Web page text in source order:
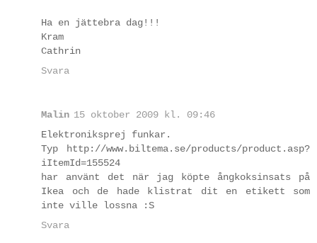
Ha en jättebra dag!!!
Kram
Cathrin
Svara
Malin 15 oktober 2009 kl. 09:46
Elektroniksprej funkar.
Typ http://www.biltema.se/products/product.asp?
iItemId=155524
har använt det när jag köpte ångkoksinsats på
Ikea och de hade klistrat dit en etikett som
inte ville lossna :S
Svara